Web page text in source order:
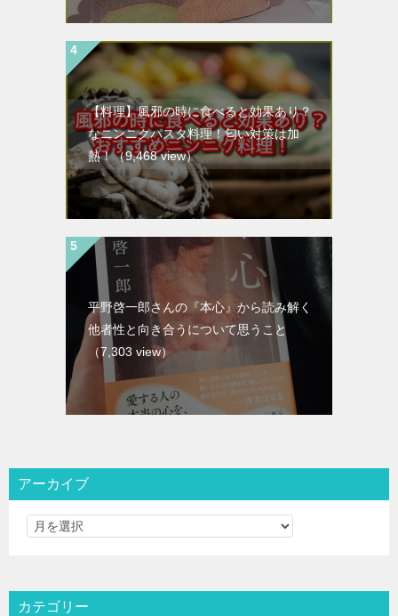
【料理】風邪の時に食べると効果あり？
なニンニクパスタ料理！匂い対策は加
熱！（9,468 view）
平野啓一郎さんの『本心』から読み解く
他者性と向き合うについて思うこと
（7,303 view）
アーカイブ
カテゴリー